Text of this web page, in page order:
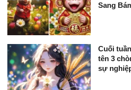
Sang
Cuối
tên 3
sự